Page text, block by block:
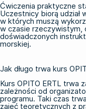
Ćwiczenia praktyczne
Uczestnicy biorą udział
w których muszą
w czasie rzeczywistym,
doświadczonych
morskiej.
Jak długo trwa kurs
Kurs OPITO ERTL trwa
zależności od
programu. Taki czas
zajęć teoretycznych z